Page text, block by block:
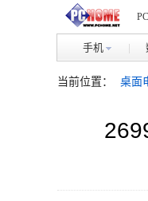
手机
当前位置： 桌面